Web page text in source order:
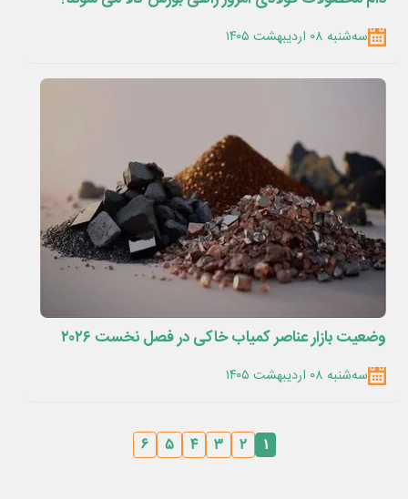
سه‌شنبه ۰۸ اردیبهشت ۱۴۰۵
وضعیت بازار عناصر کمیاب خاکی در فصل نخست ۲۰۲۶
سه‌شنبه ۰۸ اردیبهشت ۱۴۰۵
۱ ۲ ۳ ۴ ۵ ۶